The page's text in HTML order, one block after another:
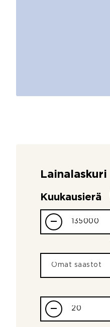
Lainalaskuri
Kuukausierä
–
–